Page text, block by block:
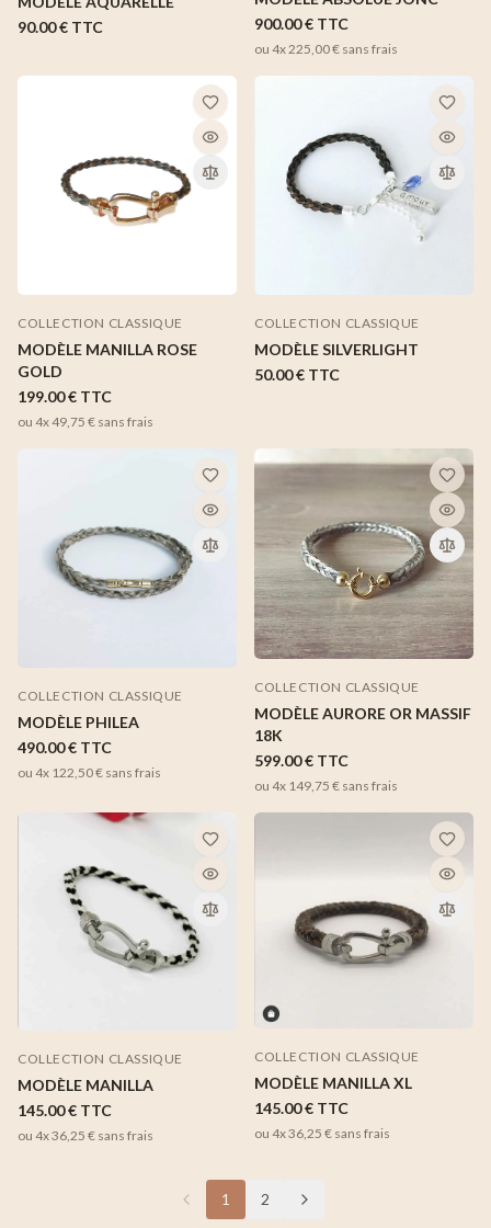
90.00 € TTC
900.00 € TTC
ou 4x225,00 € sans frais
COLLECTION CLASSIQUE
MODÈLE MANILLA ROSE
GOLD
199.00 € TTC
ou 4x49,75 € sans frais
COLLECTION CLASSIQUE
MODÈLE SILVERLIGHT
50.00 € TTC
COLLECTION CLASSIQUE
MODÈLE PHILEA
490.00 € TTC
ou 4x 122,50 € sans frais
COLLECTION CLASSIQUE
MODÈLE AURORE OR MASSIF
18K
599.00 € TTC
ou 4x 149,75 € sans frais
COLLECTION CLASSIQUE
MODÈLE MANILLA
145.00 € TTC
ou 4x36,25 € sans frais
COLLECTION CLASSIQUE
MODÈLE MANILLA XL
145.00 € TTC
ou 4x36,25 € sans frais
1 2